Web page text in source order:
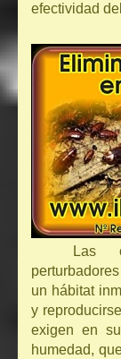
efectividad
Las
un hábitat
y
exigen en
humedad,